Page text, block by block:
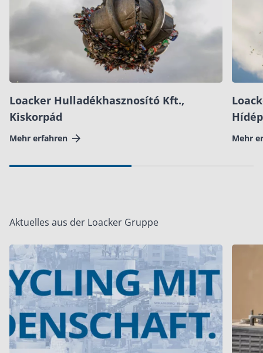
Loacker Hulladékhasznosító Kft.,
Kiskorpád
Mehr erfahren Mehr
Aktuelles aus der Loacker Gruppe